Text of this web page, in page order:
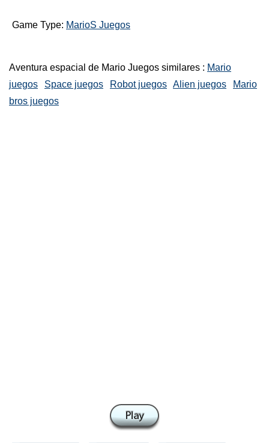
Game Type: MarioS Juegos
Aventura espacial de Mario Juegos similares : Mario
juegos
Space juegos Robot juegos Alien juegos
Mario
bros juegos